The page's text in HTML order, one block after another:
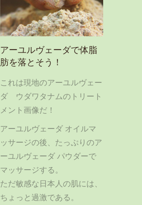
アーユルヴェーダで体脂
肪を落とそう！
これは現地のアーユルヴェー
ダ ウダワタナムのトリート
メント画像だ！
アーユルヴェーダ オイルマ
ッサージの後、たっぷりのア
ーユルヴェーダ パウダーで
マッサージする。
ただ敏感な日本人の肌には、
ちょっと過激である。